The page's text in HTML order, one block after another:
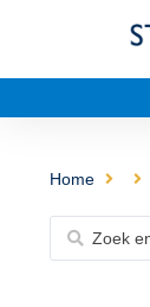
Home